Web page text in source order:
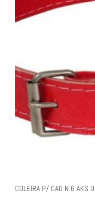
COLEIRA P/ CAO N.6 AKS